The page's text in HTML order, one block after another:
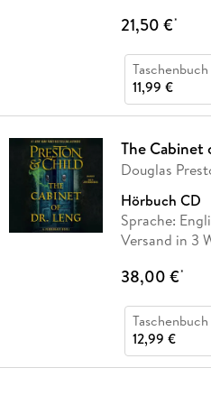
21,50 €*
Taschenbuch
11,99 €
The Cabinet
Douglas
Hörbuch CD
Sprache:
Versand in 3
38,00 €*
Taschenbuch
12,99 €